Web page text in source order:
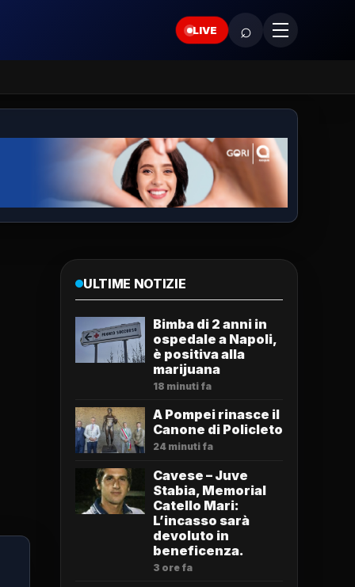
LIVE ⌕
ULTIME NOTIZIE
Bimba di 2 anni in
ospedale a Napoli,
è positiva alla
marijuana
18 minuti fa
A Pompei rinasce il
Canone di Policleto
24 minuti fa
Cavese – Juve
Stabia, Memorial
Catello Mari:
L’incasso sarà
devoluto in
beneficenza.
3 ore fa